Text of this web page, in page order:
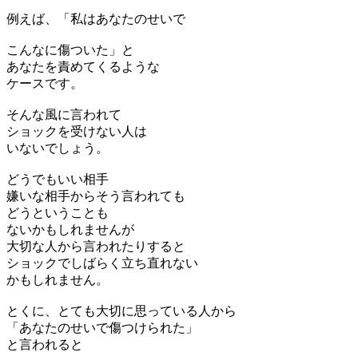
例えば、「私はあなたのせいで
こんなに傷ついた」と
あなたを責めてくるような
ケースです。
そんな風に言われて
ショックを受けない人は
いないでしょう。
どうでもいい相手
嫌いな相手からそう言われても
どうということも
ないかもしれませんが
大切な人から言われたりすると
ショックでしばらく立ち直れない
かもしれません。
とくに、とても大切に思っている人から
「あなたのせいで傷つけられた」
と言われると